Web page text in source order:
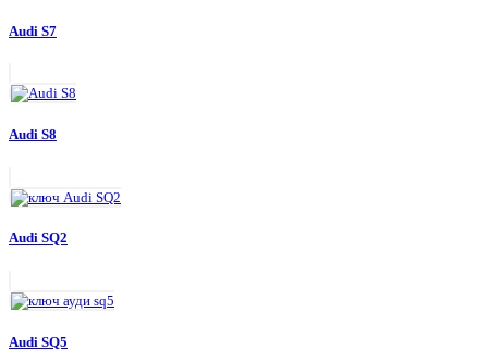
Audi S7
Audi S8
Audi SQ2
Audi SQ5